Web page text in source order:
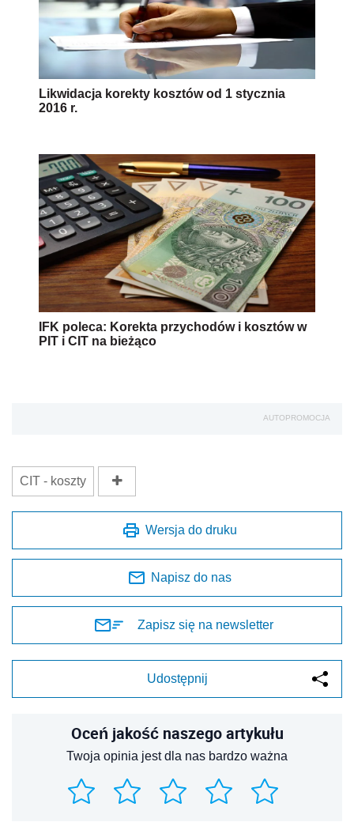
Likwidacja korekty kosztów od 1 stycznia
2016 r.
IFK poleca: Korekta przychodów i kosztów w
PIT i CIT na bieżąco
AUTOPROMOCJA
CIT - koszty
Wersja do druku
Napisz do nas
Zapisz się na newsletter
Udostępnij
Oceń jakość naszego artykułu
Twoja opinia jest dla nas bardzo ważna